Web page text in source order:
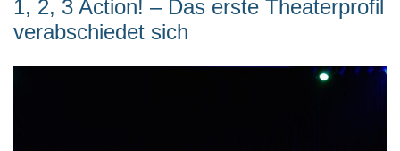
1, 2, 3 Action! – Das erste Theaterprofil
verabschiedet sich